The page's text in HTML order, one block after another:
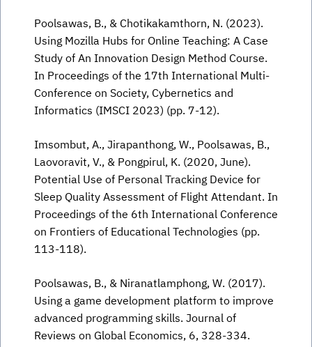
Poolsawas, B., & Chotikakamthorn, N. (2023).
Using Mozilla Hubs for Online Teaching: A Case
Study of An Innovation Design Method Course.
In Proceedings of the 17th International Multi-
Conference on Society, Cybernetics and
Informatics (IMSCI 2023) (pp. 7-12).
Imsombut, A., Jirapanthong, W., Poolsawas, B.,
Laovoravit, V., & Pongpirul, K. (2020, June).
Potential Use of Personal Tracking Device for
Sleep Quality Assessment of Flight Attendant. In
Proceedings of the 6th International Conference
on Frontiers of Educational Technologies (pp.
113-118).
Poolsawas, B., & Niranatlamphong, W. (2017).
Using a game development platform to improve
advanced programming skills. Journal of
Reviews on Global Economics, 6, 328-334.